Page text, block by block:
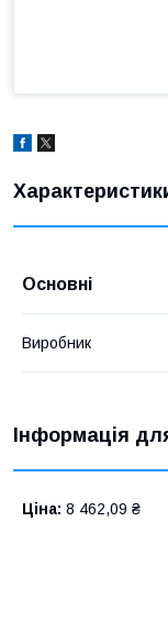
Основні
Виробник
Інформація
Ціна: 8 462,09 ₴